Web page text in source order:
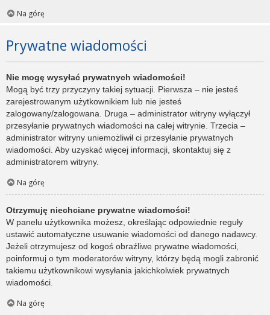
Na górę
Prywatne wiadomości
Nie mogę wysyłać prywatnych wiadomości!
Mogą być trzy przyczyny takiej sytuacji. Pierwsza – nie jesteś
zarejestrowanym użytkownikiem lub nie jesteś
zalogowany/zalogowana. Druga – administrator witryny wyłączył
przesyłanie prywatnych wiadomości na całej witrynie. Trzecia –
administrator witryny uniemożliwił ci przesyłanie prywatnych
wiadomości. Aby uzyskać więcej informacji, skontaktuj się z
administratorem witryny.
Na górę
Otrzymuję niechciane prywatne wiadomości!
W panelu użytkownika możesz, określając odpowiednie reguły
ustawić automatyczne usuwanie wiadomości od danego nadawcy.
Jeżeli otrzymujesz od kogoś obraźliwe prywatne wiadomości,
poinformuj o tym moderatorów witryny, którzy będą mogli zabronić
takiemu użytkownikowi wysyłania jakichkolwiek prywatnych
wiadomości.
Na górę